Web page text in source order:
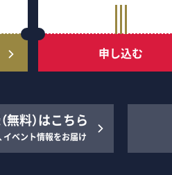
申し込む
無料）はこちら
イベント情報をお届け